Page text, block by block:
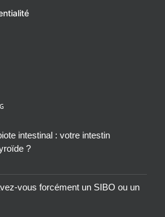
intestinal : votre intestin
?
vous forcément un SIBO ou un